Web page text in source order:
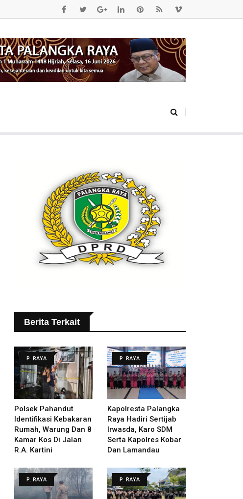
Berita Terkait
P. RAYA
Polsek Pahandut
Identifikasi Kebakaran
Rumah, Warung Dan 8
Kamar Kos Di Jalan
R.A. Kartini
P. RAYA
Kapolresta Palangka
Raya Hadiri Sertijab
Irwasda, Karo SDM
Serta Kapolres Kobar
Dan Lamandau
P. RAYA P. RAYA